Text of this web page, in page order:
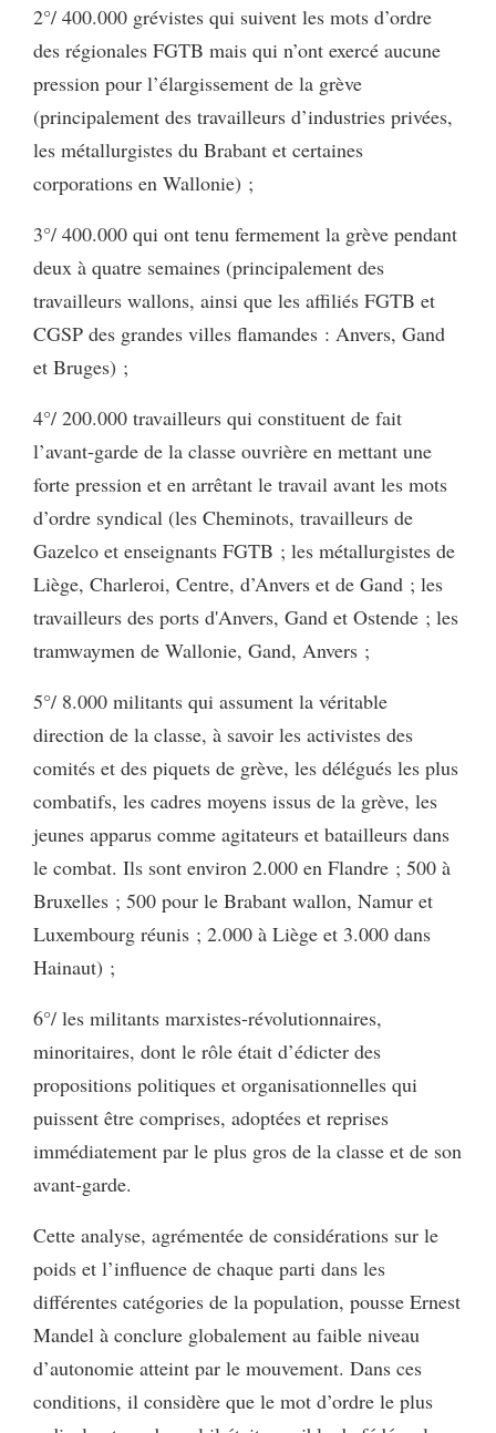
2°/ 400.000 grévistes qui suivent les mots d’ordre
des régionales FGTB mais qui n’ont exercé aucune
pression pour l’élargissement de la grève
(principalement des travailleurs d’industries privées,
les métallurgistes du Brabant et certaines
corporations en Wallonie) ;
3°/ 400.000 qui ont tenu fermement la grève pendant
deux à quatre semaines (principalement des
travailleurs wallons, ainsi que les affiliés FGTB et
CGSP des grandes villes flamandes : Anvers, Gand
et Bruges) ;
4°/ 200.000 travailleurs qui constituent de fait
l’avant-garde de la classe ouvrière en mettant une
forte pression et en arrêtant le travail avant les mots
d’ordre syndical (les Cheminots, travailleurs de
Gazelco et enseignants FGTB ; les métallurgistes de
Liège, Charleroi, Centre, d’Anvers et de Gand ; les
travailleurs des ports d'Anvers, Gand et Ostende ; les
tramwaymen de Wallonie, Gand, Anvers ;
5°/ 8.000 militants qui assument la véritable
direction de la classe, à savoir les activistes des
comités et des piquets de grève, les délégués les plus
combatifs, les cadres moyens issus de la grève, les
jeunes apparus comme agitateurs et batailleurs dans
le combat. Ils sont environ 2.000 en Flandre ; 500 à
Bruxelles ; 500 pour le Brabant wallon, Namur et
Luxembourg réunis ; 2.000 à Liège et 3.000 dans
Hainaut) ;
6°/ les militants marxistes-révolutionnaires,
minoritaires, dont le rôle était d’édicter des
propositions politiques et organisationnelles qui
puissent être comprises, adoptées et reprises
immédiatement par le plus gros de la classe et de son
avant-garde.
Cette analyse, agrémentée de considérations sur le
poids et l’influence de chaque parti dans les
différentes catégories de la population, pousse Ernest
Mandel à conclure globalement au faible niveau
d’autonomie atteint par le mouvement. Dans ces
conditions, il considère que le mot d’ordre le plus